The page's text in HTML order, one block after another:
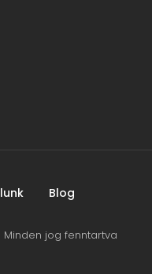
Blog
Minden jog fenntartva